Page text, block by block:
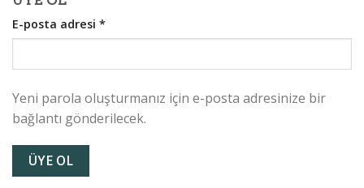
E-posta adresi *
Yeni parola oluşturmanız için e-posta adresinize bir
bağlantı gönderilecek.
ÜYE OL